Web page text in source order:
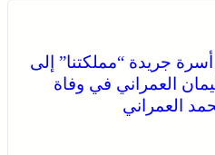
جريدة “مملكتنا” إلى
العمراني في وفاة
العمراني